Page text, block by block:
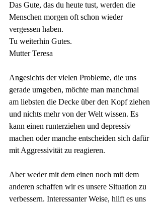
Das Gute, das du heute tust, werden die
Menschen morgen oft schon wieder
vergessen haben.
Tu weiterhin Gutes.
Mutter Teresa
Angesichts der vielen Probleme, die uns
gerade umgeben, möchte man manchmal
am liebsten die Decke über den Kopf ziehen
und nichts mehr von der Welt wissen. Es
kann einen runterziehen und depressiv
machen oder manche entscheiden sich dafür
mit Aggressivität zu reagieren.
Aber weder mit dem einen noch mit dem
anderen schaffen wir es unsere Situation zu
verbessern. Interessanter Weise, hilft es uns